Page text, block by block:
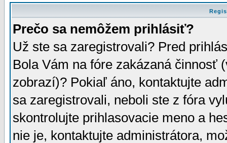
Prečo sa nemôžem prihlásiť?
Už ste sa zaregistrovali? Pred
Bola Vám na fóre zakázaná činnosť
zobrazí)? Pokiaľ áno, kontaktujte
sa zaregistrovali, neboli ste z fóra
skontrolujte prihlasovacie meno a
nie je, kontaktujte administrátora,